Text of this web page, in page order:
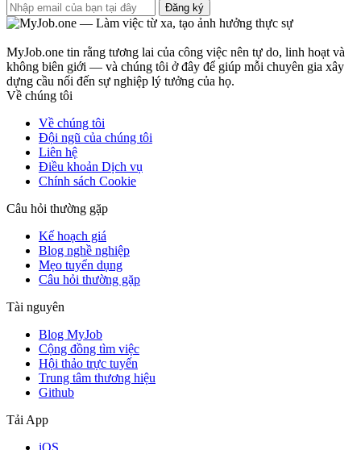
Đăng ký
MyJob.one tin rằng tương lai của công việc nên tự do, linh hoạt và
không biên giới — và chúng tôi ở đây để giúp mỗi chuyên gia xây
dựng cầu nối đến sự nghiệp lý tưởng của họ.
Về chúng tôi
Về chúng tôi
Đội ngũ của chúng tôi
Liên hệ
Điều khoản Dịch vụ
Chính sách Cookie
Câu hỏi thường gặp
Kế hoạch giá
Blog nghề nghiệp
Mẹo tuyển dụng
Câu hỏi thường gặp
Tài nguyên
Blog MyJob
Cộng đồng tìm việc
Hội thảo trực tuyến
Trung tâm thương hiệu
Github
Tải App
iOS